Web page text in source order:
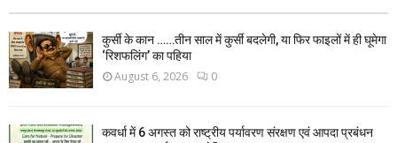
कुर्सी के कान ……तीन साल में कुर्सी बदलेगी, या फिर फाइलों में ही घूमेगा
‘रिशफलिंग’ का पहिया
August 6, 2026 0
कवर्धा में 6 अगस्त को राष्ट्रीय पर्यावरण संरक्षण एवं आपदा प्रबंधन